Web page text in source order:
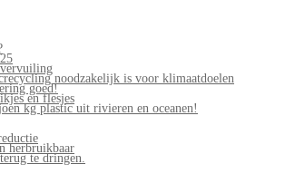
noodzakelijk is voor klimaatdoelen
goed!
en flesjes
kg plastic uit rivieren en oceanen!
herbruikbaar
te dringen.